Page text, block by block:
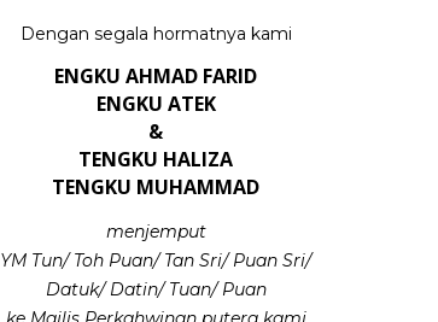
Dengan segala hormatnya kami
ENGKU AHMAD FARID
ENGKU ATEK
&
TENGKU HALIZA
TENGKU MUHAMMAD
menjemput
YM Tun/ Toh Puan/ Tan Sri/ Puan Sri/
Datuk/ Datin/ Tuan/ Puan